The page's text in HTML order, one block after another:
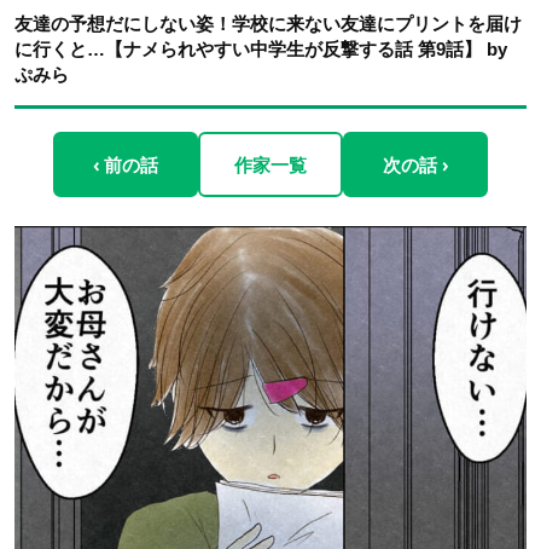
友達の予想だにしない姿！学校に来ない友達にプリントを届け
に行くと…【ナメられやすい中学生が反撃する話 第9話】 by
ぷみら
‹ 前の話 作家一覧 次の話 ›